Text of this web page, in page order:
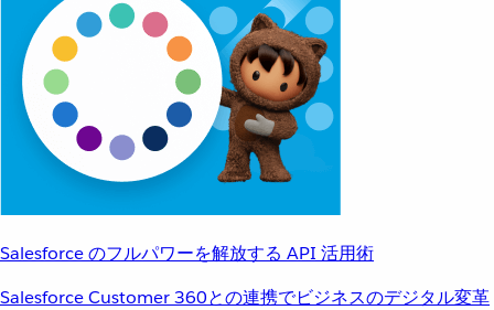
Salesforce のフルパワーを解放する API 活用術
Salesforce Customer 360との連携でビジネスのデジタル変革